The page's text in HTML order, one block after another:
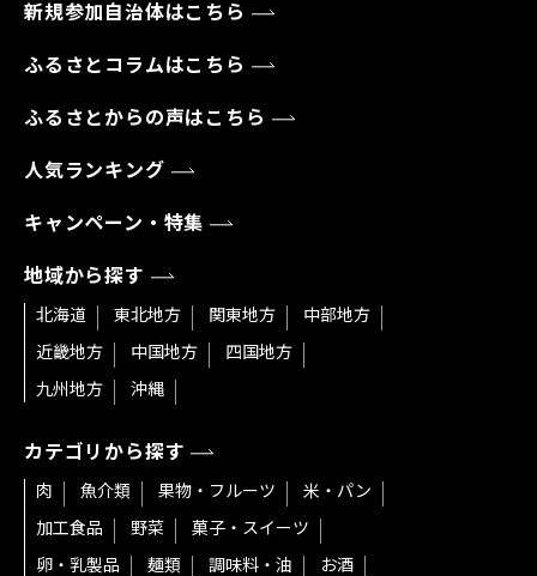
新規参加自治体はこちら
ふるさとコラムはこちら
ふるさとからの声はこちら
人気ランキング
キャンペーン・特集
地域から探す
北海道 東北地方 関東地方
中部地方
近畿地方
中国地方
四国地方
九州地方
沖縄
カテゴリから探す
肉 魚介類 果物・フルーツ
米・パン
加工食品
野菜
菓子・スイーツ
卵・乳製品
麺類 調味料・油
お酒